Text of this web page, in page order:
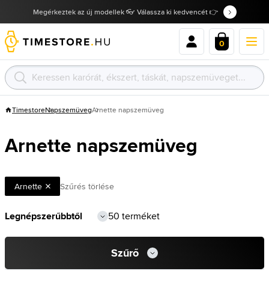
Megérkeztek az új modellek 👓 Válassza ki kedvencét 👉
0
TimestoreNapszemüvegArnette napszemüveg
Arnette napszemüveg
Arnette Szűrés törlése
50 terméket
Szűrő